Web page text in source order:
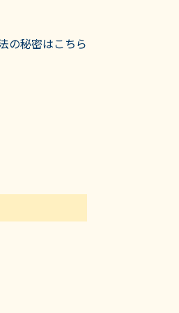
の秘密はこちら